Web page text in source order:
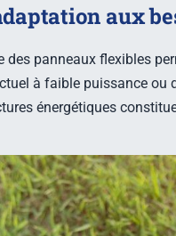
aux
panneaux flexibles
à faible puissance
énergétiques